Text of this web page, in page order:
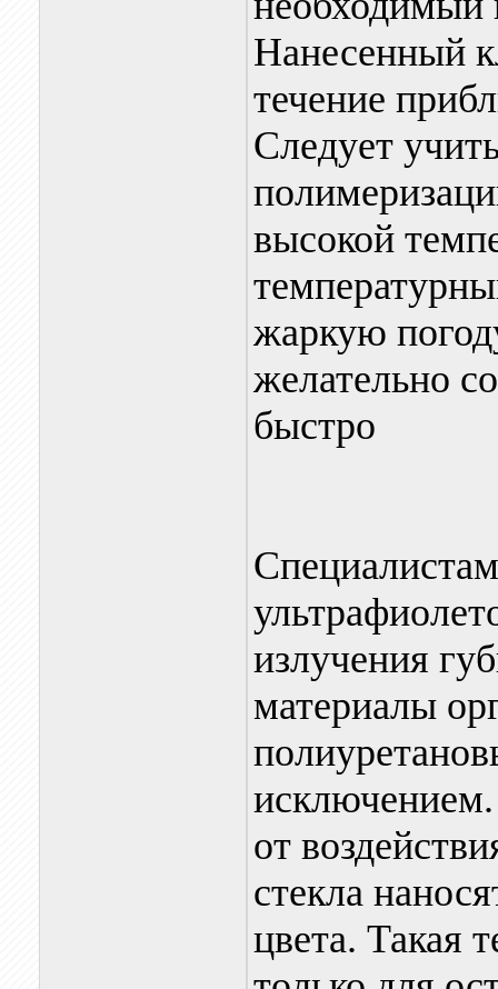
Нанесенный
течение
Следует
высокой
жаркую
желательно
быстро
излучения
материалы
от
стекла
цвета. Такая